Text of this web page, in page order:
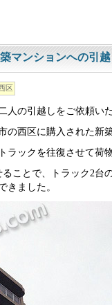
マンションへの引越
区
人の引越しをご依頼い
の西区に購入された新
ラックを往復させて荷
ることで、トラック2台
きました。